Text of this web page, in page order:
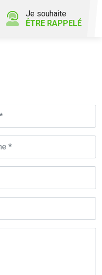
Je souhaite
ÊTRE RAPPELÉ